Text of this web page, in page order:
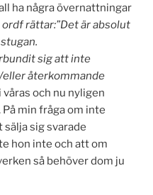
ha några övernattningar
ordf rättar:”Det är absolut
sig att inte
eller återkommande
och nu nyligen
min fråga om inte
sig svarade
hon inte och att om
så behöver dom ju